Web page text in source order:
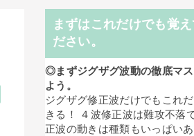
まずはこれだけでも覚え
ださい。
◎まずジグザグ波動の徹底マ
よう。
ジグザグ修正波だけでもこれ
きる！ ４波修正波は難攻不落
正波の動きは種類もいっぱい